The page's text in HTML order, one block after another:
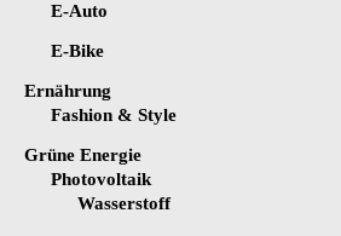
E-Auto
E-Bike
Ernährung
Fashion & Style
Grüne Energie
Photovoltaik
Wasserstoff